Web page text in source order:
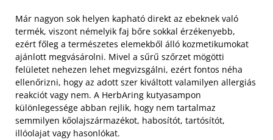
Már nagyon sok helyen kapható direkt az ebeknek való
termék, viszont némelyik faj bőre sokkal érzékenyebb,
ezért főleg a természetes elemekből álló kozmetikumokat
ajánlott megvásárolni. Mivel a sűrű szőrzet mögötti
felületet nehezen lehet megvizsgálni, ezért fontos néha
ellenőrizni, hogy az adott szer kiváltott valamilyen allergiás
reakciót vagy nem. A HerbAring kutyasampon
különlegessége abban rejlik, hogy nem tartalmaz
semmilyen kőolajszármazékot, habosítót, tartósítót,
illóolajat vagy hasonlókat.